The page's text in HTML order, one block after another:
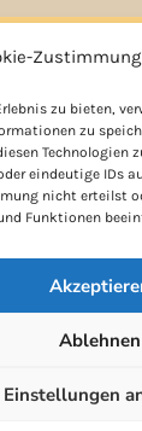
zu bieten,
zu
eindeutige IDs
nicht erteilst
Funktionen
Ablehnen
Einstellungen
Anfahrt
Förderverein
Shop
Cookie-